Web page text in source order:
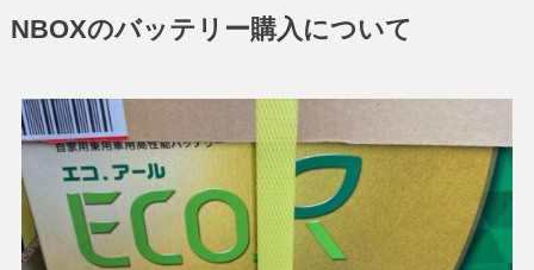
NBOXのバッテリー購入について